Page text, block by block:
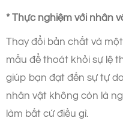
* Thực nghiệm với nhân
Thay đổi bản chất và
mẫu để thoát khỏi sự lệ
giúp bạn đạt đến sự tự
nhân vật không còn là
làm bất cứ điều gì.